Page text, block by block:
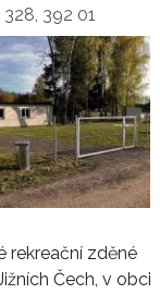
392 01
rekreační zděné
Čech, v obci